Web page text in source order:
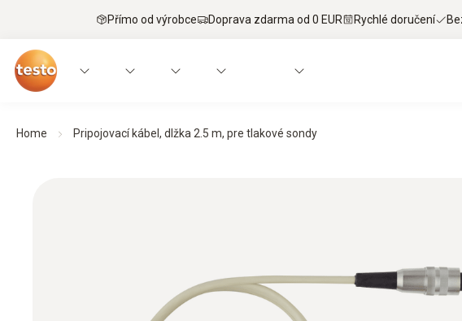
Přímo od výrobce Doprava zdarma od 0 EUR Rychlé doručení
Home Pripojovací kábel, dlžka 2.5 m, pre tlakové sondy